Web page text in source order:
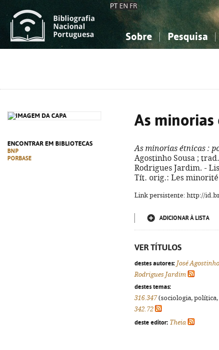
PT EN FR
Sobre Pesquisa
ENCONTRAR EM BIBLIOTECAS
BNP
PORBASE
As minorias
As minorias étnicas :
Agostinho Sousa ;
Rodrigues Jardim. -
Tít. orig.: Les minorité
Link persistente: http://
ADICIONAR À LISTA
VER TÍTULOS
destes autores: José
Rodrigues Jardim
destes temas:
316.347(sociologia,
342.72
deste editor: Theia